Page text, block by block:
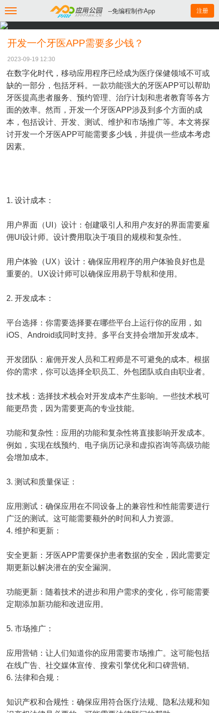
--免编程制作App 注册
开发一个牙医APP需要多少钱？
2023-09-19 12:30
在数字化时代，移动应用程序已经成为医疗保健领域不可或
缺的一部分，包括牙科。一款功能强大的牙医APP可以帮助
牙医提高患者服务、预约管理、治疗计划和患者教育等各方
面的效率。然而，开发一个牙医APP涉及到多个方面的成
本，包括设计、开发、测试、维护和市场推广等。本文将探
讨开发一个牙医APP可能需要多少钱，并提供一些成本考虑
因素。
1. 设计成本：
用户界面（UI）设计：创建吸引人和用户友好的界面需要雇
佣UI设计师。设计费用取决于项目的规模和复杂性。
用户体验（UX）设计：确保应用程序的用户体验良好也是
重要的。UX设计师可以确保应用易于导航和使用。
2. 开发成本：
平台选择：你需要选择要在哪些平台上运行你的应用，如
iOS、Android或同时支持。多平台支持会增加开发成本。
开发团队：雇佣开发人员和工程师是不可避免的成本。根据
你的需求，你可以选择全职员工、外包团队或自由职业者。
技术栈：选择技术栈会对开发成本产生影响。一些技术栈可
能更昂贵，因为需要更高的专业技能。
功能和复杂性：应用的功能和复杂性将直接影响开发成本。
例如，实现在线预约、电子病历记录和虚拟咨询等高级功能
会增加成本。
3. 测试和质量保证：
应用测试：确保应用在不同设备上的兼容性和性能需要进行
广泛的测试。这可能需要额外的时间和人力资源。
4. 维护和更新：
安全更新：牙医APP需要保护患者数据的安全，因此需要定
期更新以解决潜在的安全漏洞。
功能更新：随着技术的进步和用户需求的变化，你可能需要
定期添加新功能和改进应用。
5. 市场推广：
应用营销：让人们知道你的应用需要市场推广。这可能包括
在线广告、社交媒体宣传、搜索引擎优化和口碑营销。
6. 法律和合规：
知识产权和合规性：确保应用符合医疗法规、隐私法规和知